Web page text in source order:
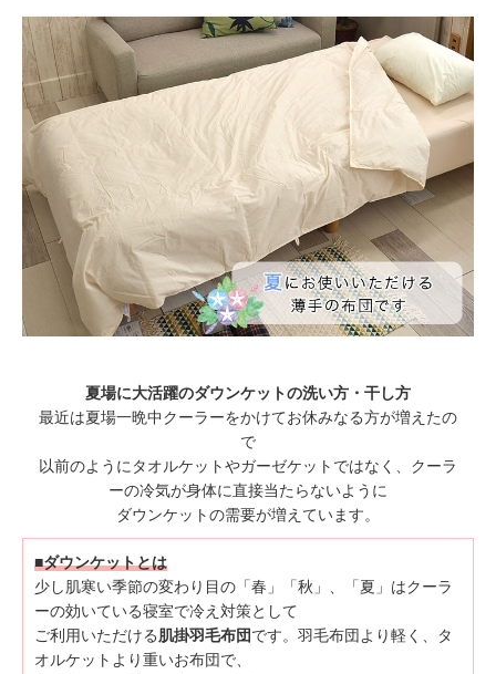
夏場に大活躍のダウンケットの洗い方・干し方
最近は夏場一晩中クーラーをかけてお休みなる方が増えたの
で
以前のようにタオルケットやガーゼケットではなく、クーラ
ーの冷気が身体に直接当たらないように
ダウンケットの需要が増えています。
■ダウンケットとは
少し肌寒い季節の変わり目の「春」「秋」、「夏」はクーラ
ーの効いている寝室で冷え対策として
ご利用いただける肌掛羽毛布団です。羽毛布団より軽く、タ
オルケットより重いお布団で、